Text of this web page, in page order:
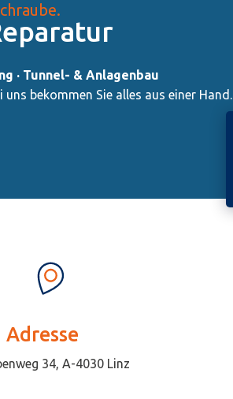
· Tunnel- & Anlagenbau
bekommen Sie alles aus einer Hand.
Adresse
34, A-4030 Linz